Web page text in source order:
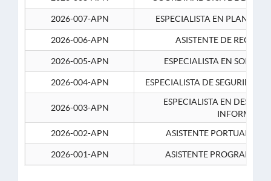
2026-007-APN ESPECIALISTA EN
2026-006-APN ASISTENTE DE
2026-005-APN ESPECIALISTA EN
2026-004-APN ESPECIALISTA DE SEGURIDAD
2026-003-APN
ESPECIALISTA EN
2026-002-APN
ASISTENTE PORTUARIO 2-
2026-001-APN ASISTENTE